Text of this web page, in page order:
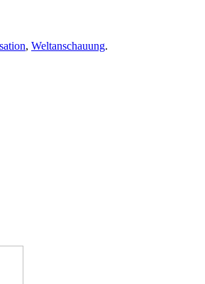
, Weltanschauung.